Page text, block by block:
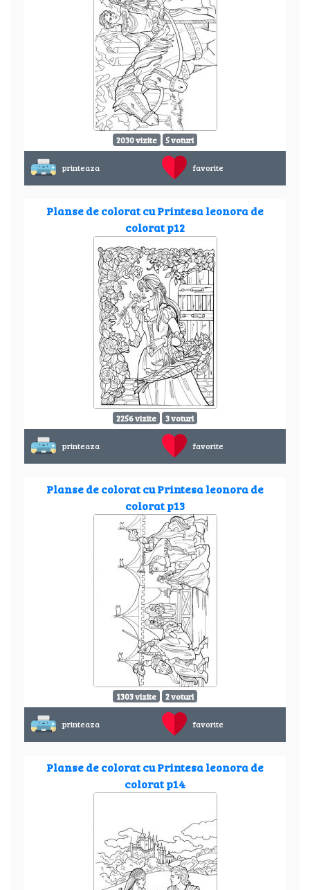
2030 vizite 5 voturi
printeaza favorite
Planse de colorat cu Printesa leonora de
colorat p12
2256 vizite 3 voturi
printeaza favorite
Planse de colorat cu Printesa leonora de
colorat p13
1303 vizite 2 voturi
printeaza favorite
Planse de colorat cu Printesa leonora de
colorat p14